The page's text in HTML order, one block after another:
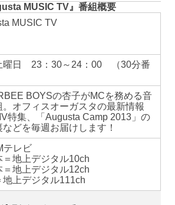
MUSIC TV』番組概要
MUSIC TV
曜日 23：30～24：00 （30分番
BOYSの杏子がMCを務める音
。オフィスオーガスタの最新情報
特集、「Augusta Camp 2013」の
などを毎週お届けします！
テレビ
＝地上デジタル10ch
＝地上デジタル12ch
地上デジタル111ch